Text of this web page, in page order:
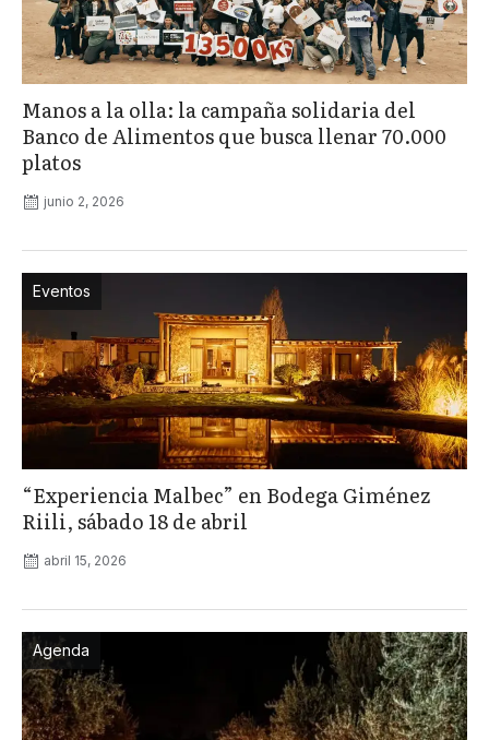
Manos a la olla: la campaña solidaria del
Banco de Alimentos que busca llenar 70.000
platos
junio 2, 2026
Eventos
“Experiencia Malbec” en Bodega Giménez
Riili, sábado 18 de abril
abril 15, 2026
Agenda